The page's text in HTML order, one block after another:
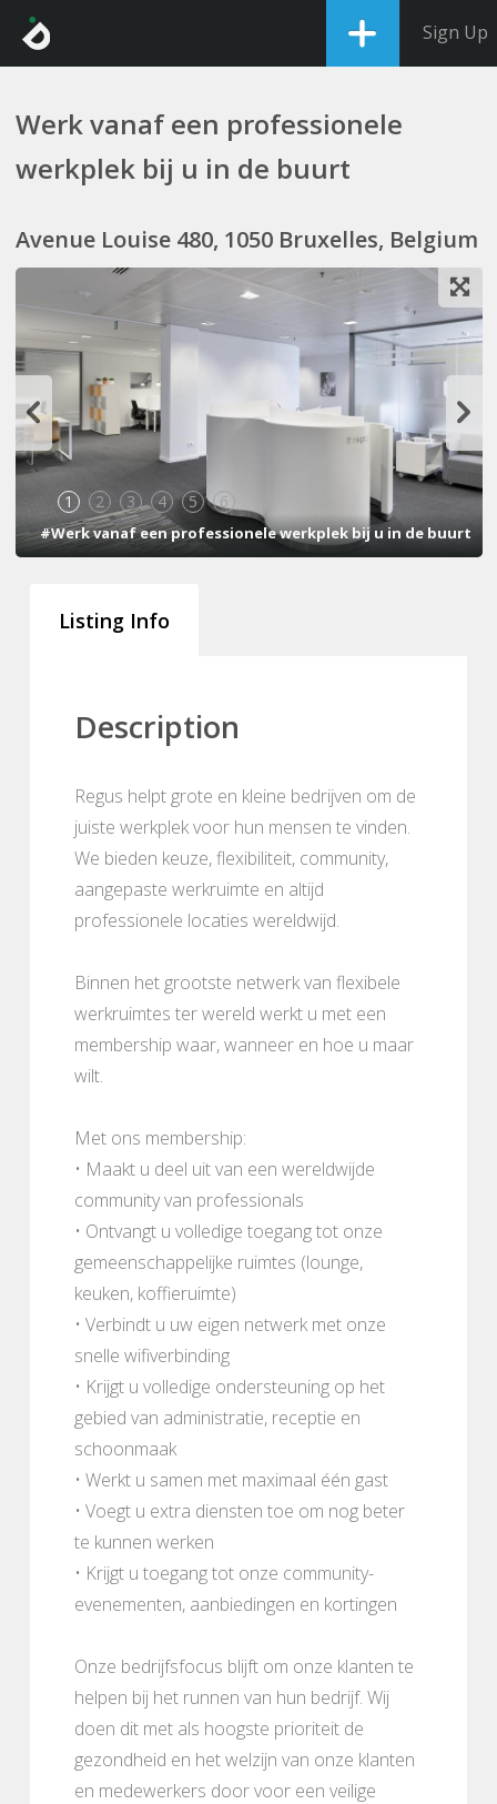
Sign Up
Werk vanaf een professionele
werkplek bij u in de buurt
Avenue Louise 480, 1050 Bruxelles, Belgium
1 2 3 4 5 6
#Werk vanaf een professionele werkplek bij u in de buurt
Listing Info
Description
Regus helpt grote en kleine bedrijven om de
juiste werkplek voor hun mensen te vinden.
We bieden keuze, flexibiliteit, community,
aangepaste werkruimte en altijd
professionele locaties wereldwijd.
Binnen het grootste netwerk van flexibele
werkruimtes ter wereld werkt u met een
membership waar, wanneer en hoe u maar
wilt.
Met ons membership:
• Maakt u deel uit van een wereldwijde
community van professionals
• Ontvangt u volledige toegang tot onze
gemeenschappelijke ruimtes (lounge,
keuken, koffieruimte)
• Verbindt u uw eigen netwerk met onze
snelle wifiverbinding
• Krijgt u volledige ondersteuning op het
gebied van administratie, receptie en
schoonmaak
• Werkt u samen met maximaal één gast
• Voegt u extra diensten toe om nog beter
te kunnen werken
• Krijgt u toegang tot onze community-
evenementen, aanbiedingen en kortingen
Onze bedrijfsfocus blijft om onze klanten te
helpen bij het runnen van hun bedrijf. Wij
doen dit met als hoogste prioriteit de
gezondheid en het welzijn van onze klanten
en medewerkers door voor een veilige